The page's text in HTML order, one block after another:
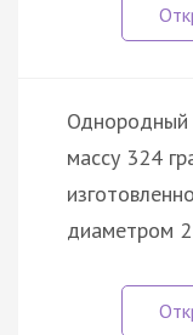
массу 324
диаметром